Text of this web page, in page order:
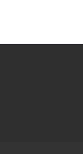
van een specifiek
van de